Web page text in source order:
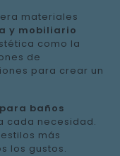
materiales
y mobiliario
como la
de
para crear un
baños
cada necesidad.
más
los gustos.